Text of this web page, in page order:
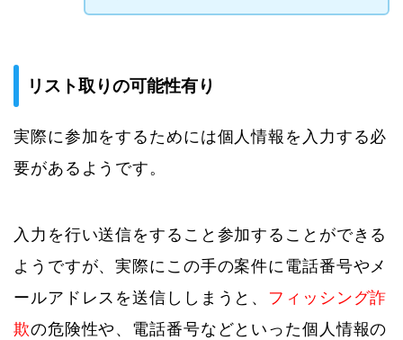
リスト取りの可能性有り
実際に参加をするためには個人情報を入力する必
要があるようです。
入力を行い送信をすること参加することができる
ようですが、実際にこの手の案件に電話番号やメ
ールアドレスを送信ししまうと、 フィッシング詐
欺の危険性や、電話番号などといった個人情報の